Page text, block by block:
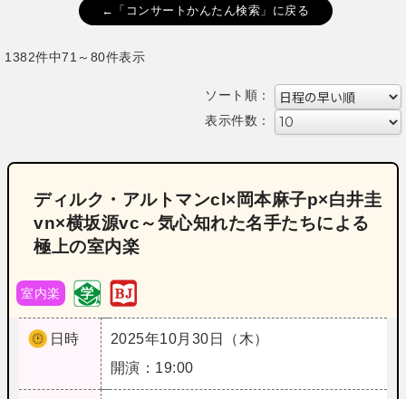
←「コンサートかんたん検索」に戻る
1382件中71～80件表示
ソート順：
表示件数：
ディルク・アルトマンcl×岡本麻子p×白井圭
vn×横坂源vc～気心知れた名手たちによる
極上の室内楽
室内楽
日時
2025年10月30日（木）
開演：19:00